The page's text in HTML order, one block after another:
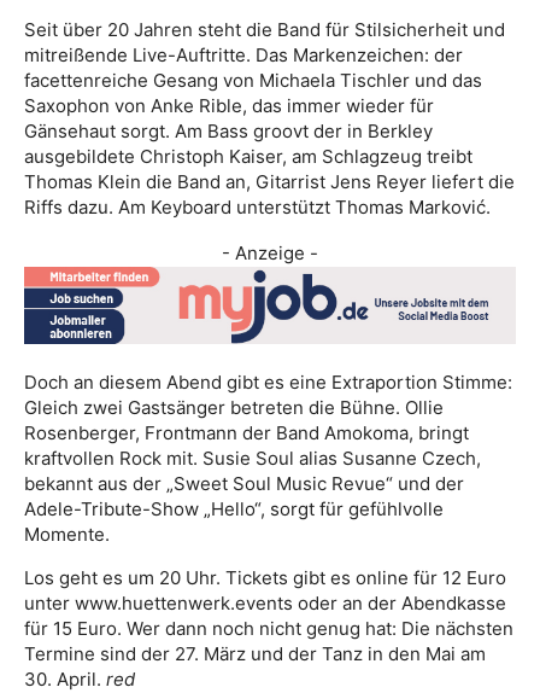
Seit über 20 Jahren steht die Band für Stilsicherheit und
mitreißende Live-Auftritte. Das Markenzeichen: der
facettenreiche Gesang von Michaela Tischler und das
Saxophon von Anke Rible, das immer wieder für
Gänsehaut sorgt. Am Bass groovt der in Berkley
ausgebildete Christoph Kaiser, am Schlagzeug treibt
Thomas Klein die Band an, Gitarrist Jens Reyer liefert die
Riffs dazu. Am Keyboard unterstützt Thomas Marković.
- Anzeige -
Doch an diesem Abend gibt es eine Extraportion Stimme:
Gleich zwei Gastsänger betreten die Bühne. Ollie
Rosenberger, Frontmann der Band Amokoma, bringt
kraftvollen Rock mit. Susie Soul alias Susanne Czech,
bekannt aus der „Sweet Soul Music Revue“ und der
Adele-Tribute-Show „Hello“, sorgt für gefühlvolle
Momente.
Los geht es um 20 Uhr. Tickets gibt es online für 12 Euro
unter www.huettenwerk.events oder an der Abendkasse
für 15 Euro. Wer dann noch nicht genug hat: Die nächsten
Termine sind der 27. März und der Tanz in den Mai am
30. April. red